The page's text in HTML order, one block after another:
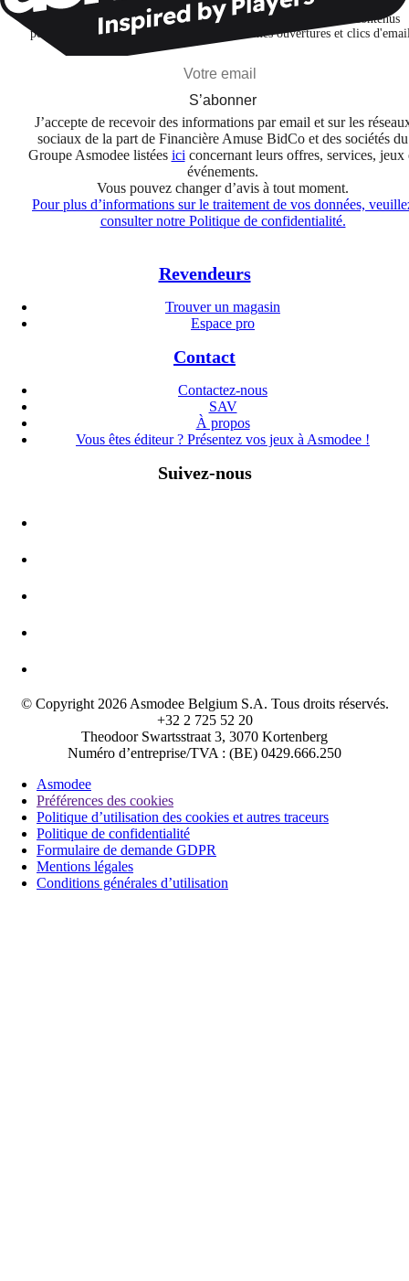
Je m'abonne pour découvrir des jeux, des nouveautés et des contenus
personnalisés selon mes centres d'intérêt et mes ouvertures et clics
S’abonner
J’accepte de recevoir des informations par email et sur les
sociaux de la part de Financière Amuse BidCo et des sociétés du
Groupe Asmodee listées ici concernant leurs offres, services, jeux
événements.
Vous pouvez changer d’avis à tout moment.
Pour plus d’informations sur le traitement de vos données,
consulter notre Politique de confidentialité.
Revendeurs
Trouver un magasin
Espace pro
Contact
Contactez-nous
SAV
À propos
Vous êtes éditeur ? Présentez vos jeux à Asmodee !
Suivez-nous
© Copyright 2026 Asmodee Belgium S.A. Tous droits réservés.
+32 2 725 52 20
Theodoor Swartsstraat 3, 3070 Kortenberg
Numéro d’entreprise/TVA : (BE) 0429.666.250
Asmodee
Préférences des cookies
Politique d’utilisation des cookies et autres traceurs
Politique de confidentialité
Formulaire de demande GDPR
Mentions légales
Conditions générales d’utilisation